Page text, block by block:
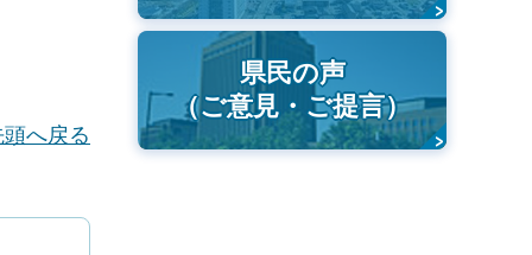
へ戻る
県民の声
（ご意見・ご提言）